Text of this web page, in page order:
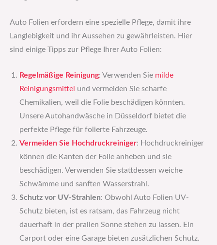
Auto Folien erfordern eine spezielle Pflege, damit ihre
Langlebigkeit und ihr Aussehen zu gewährleisten. Hier
sind einige Tipps zur Pflege Ihrer Auto Folien:
Regelmäßige Reinigung: Verwenden Sie milde
Reinigungsmittel und vermeiden Sie scharfe
Chemikalien, weil die Folie beschädigen könnten.
Unsere Autohandwäsche in Düsseldorf bietet die
perfekte Pflege für folierte Fahrzeuge.
Vermeiden Sie Hochdruckreiniger: Hochdruckreiniger
können die Kanten der Folie anheben und sie
beschädigen. Verwenden Sie stattdessen weiche
Schwämme und sanften Wasserstrahl.
Schutz vor UV-Strahlen: Obwohl Auto Folien UV-
Schutz bieten, ist es ratsam, das Fahrzeug nicht
dauerhaft in der prallen Sonne stehen zu lassen. Ein
Carport oder eine Garage bieten zusätzlichen Schutz.